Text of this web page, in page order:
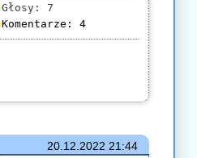
Głosy: 7
Komentarze: 4
20.12.2022 21:44